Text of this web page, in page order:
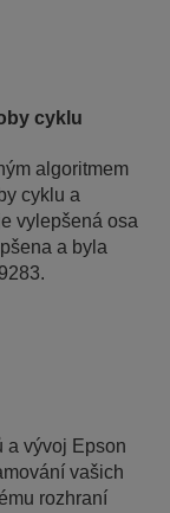
cyklu
algoritmem
cyklu a
vylepšená osa
a byla
a vývoj Epson
vašich
rozhraní